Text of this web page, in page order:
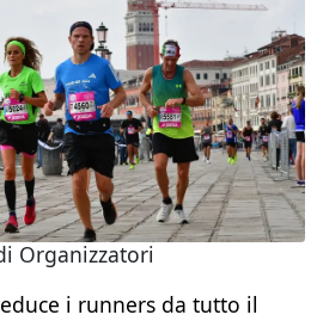
Organizzatori
i runners da tutto il